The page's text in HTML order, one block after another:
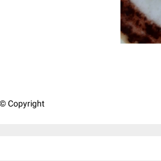
© Copyright